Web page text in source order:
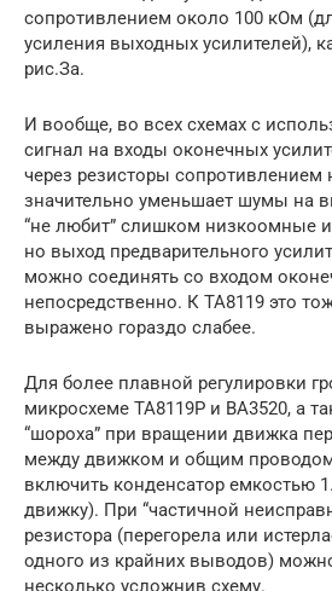
сопротивлением около 100 кОм
усиления выходных усилителей),
рис.За.
И вообще, во всех схемах с
сигнал на входы оконечных
через резисторы сопротивлением
значительно уменьшает шумы на
“не любит” слишком низкоомные
но выход предварительного
можно соединять со входом
непосредственно. К ТА8119 это
выражено гораздо слабее.
Для более плавной регулировки
микросхеме ТА8119Р и ВА3520, а
“шороха” при вращении движка
между движком и общим проводом
включить конденсатор емкостью
движку). При “частичной
резистора (перегорела или
одного из крайних выводов)
несколько усложнив схему.